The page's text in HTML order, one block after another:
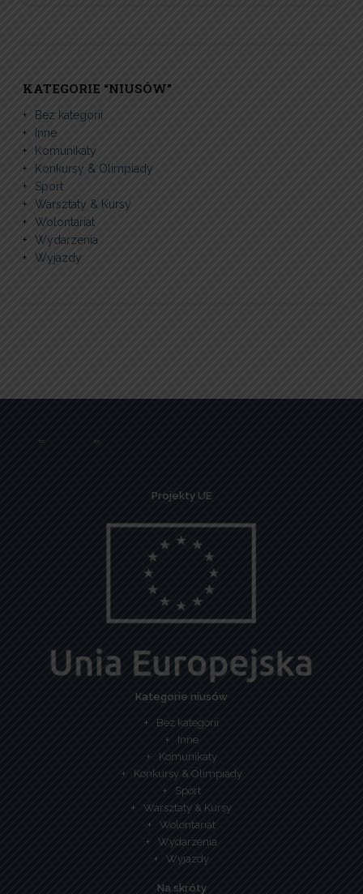
KATEGORIE “NIUSÓW”
Bez kategorii
Inne
Komunikaty
Konkursy & Olimpiady
Sport
Warsztaty & Kursy
Wolontariat
Wydarzenia
Wyjazdy
Projekty UE
Kategorie niusów
Bez kategorii
Inne
Komunikaty
Konkursy & Olimpiady
Sport
Warsztaty & Kursy
Wolontariat
Wydarzenia
Wyjazdy
Na skróty